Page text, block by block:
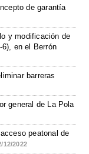
de garantía
y modificación de
en el Berrón
barreras
general de La Pola
peatonal de
12/2022